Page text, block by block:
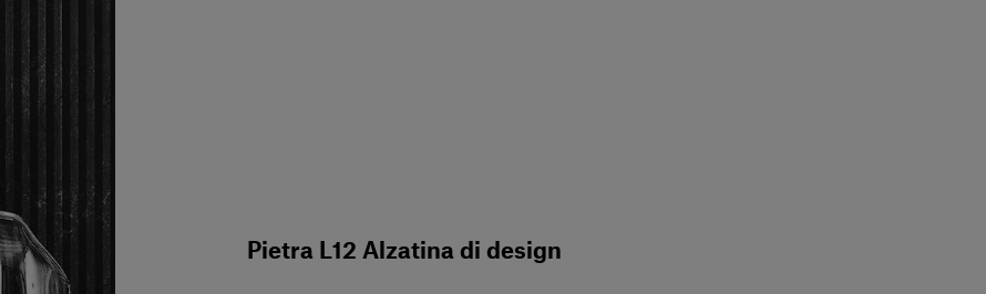
Pietra L12 Alzatina di design